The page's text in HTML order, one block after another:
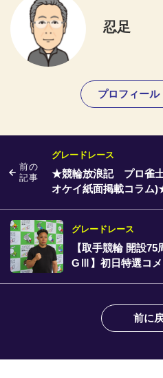
忍足
プロフィール
前の
記事
グレードレース
★競輪放浪記 プロ雀
オケイ紙面掲載コラム
グレードレース
【取手競輪 開設
GⅢ】初日特選コメ
前に